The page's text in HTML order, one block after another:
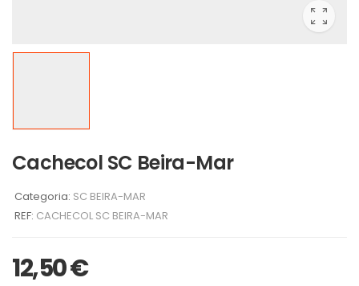
Cachecol SC Beira-Mar
Categoria: SC BEIRA-MAR
REF: CACHECOL SC BEIRA-MAR
12,50€